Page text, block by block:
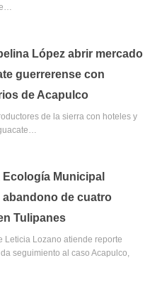
López abrir mercado
guerrerense con
de Acapulco
de la sierra con hoteles y
Ecología Municipal
de cuatro
Tulipanes
Leticia Lozano atiende reporte
seguimiento al caso Acapulco,